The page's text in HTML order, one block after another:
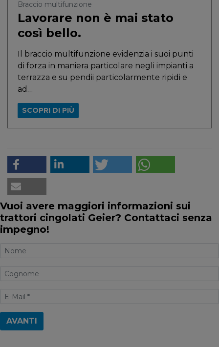
Braccio multifunzione
Lavorare non è mai stato
così bello.
Il braccio multifunzione evidenzia i suoi punti
di forza in maniera particolare negli impianti a
terrazza e su pendii particolarmente ripidi e
ad…
SCOPRI DI PIÙ
Vuoi avere maggiori informazioni sui
trattori cingolati Geier? Contattaci senza
impegno!
AVANTI